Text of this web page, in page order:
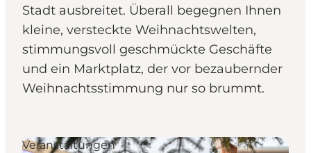
Stadt ausbreitet. Überall begegnen Ihnen
kleine, versteckte Weihnachtswelten,
stimmungsvoll geschmückte Geschäfte
und ein Marktplatz, der vor bezaubernder
Weihnachtsstimmung nur so brummt.
Veranstaltungen